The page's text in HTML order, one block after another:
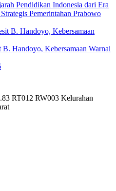
Pendidikan Indonesia dari Era
Pemerintahan Prabowo
Handoyo, Kebersamaan Warnai
RT012 RW003 Kelurahan